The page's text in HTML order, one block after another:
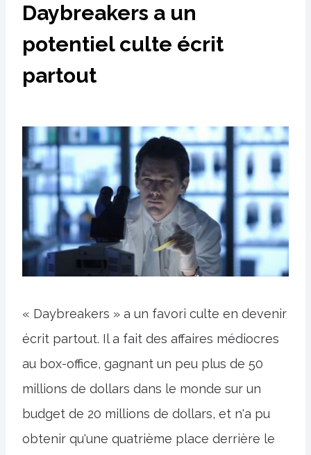
Daybreakers a un
potentiel culte écrit
partout
« Daybreakers » a un favori culte en devenir
écrit partout. Il a fait des affaires médiocres
au box-office, gagnant un peu plus de 50
millions de dollars dans le monde sur un
budget de 20 millions de dollars, et n'a pu
obtenir qu'une quatrième place derrière le